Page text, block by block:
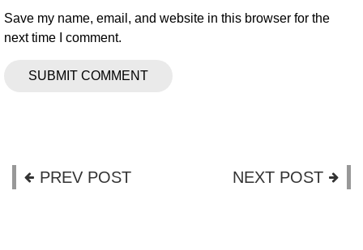
Save my name, email, and website in this browser for the
next time I comment.
PREV POST NEXT POST